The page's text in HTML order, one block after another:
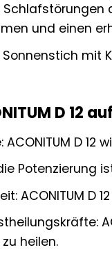
und einen
mit
D 12
D
Potenzierung
ACONITUM D
heilen.